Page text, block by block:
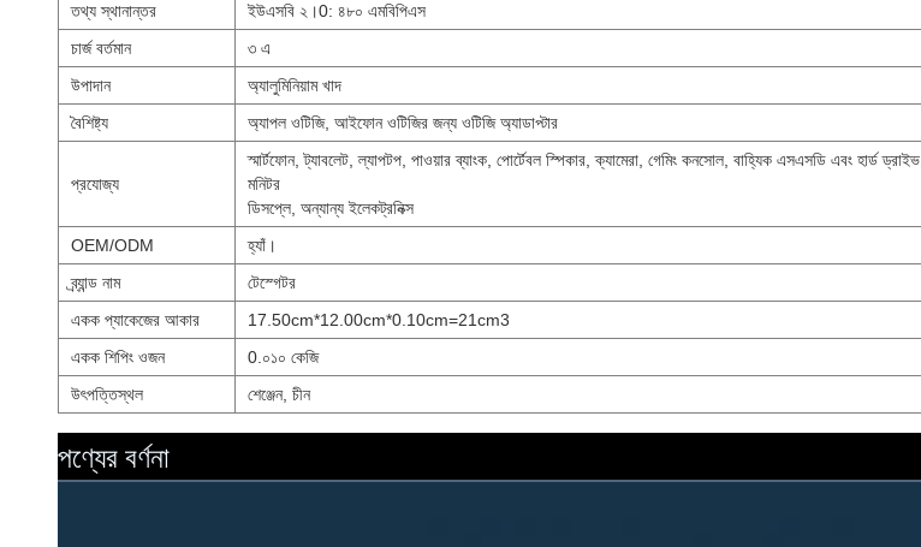
তথ্য স্থানান্তর
ইউএসবি ২।0: ৪৮০ এমবিপিএস
চার্জ বর্তমান
৩ এ
উপাদান
অ্যালুমিনিয়াম খাদ
বৈশিষ্ট্য
অ্যাপল ওটিজি, আইফোন ওটিজির জন্য ওটিজি অ্যাডাপ্টার
প্রযোজ্য
স্মার্টফোন, ট্যাবলেট, ল্যাপটপ, পাওয়ার ব্যাংক, পোর্টেবল স্পিকার, ক্যামেরা, গেমিং কনসোল, বাহ্যিক এসএসডি এবং হার্ড ড্রাইভ,
মনিটর
ডিসপ্লে, অন্যান্য ইলেকট্রনিক্স
OEM/ODM
হ্যাঁ।
ব্র্যান্ড নাম
টেস্গেটর
একক প্যাকেজের আকার
17.50cm*12.00cm*0.10cm=21cm3
একক শিপিং ওজন
0.০১০ কেজি
উৎপত্তিস্থল
শেঞ্জেন, চীন
পণ্যের বর্ণনা